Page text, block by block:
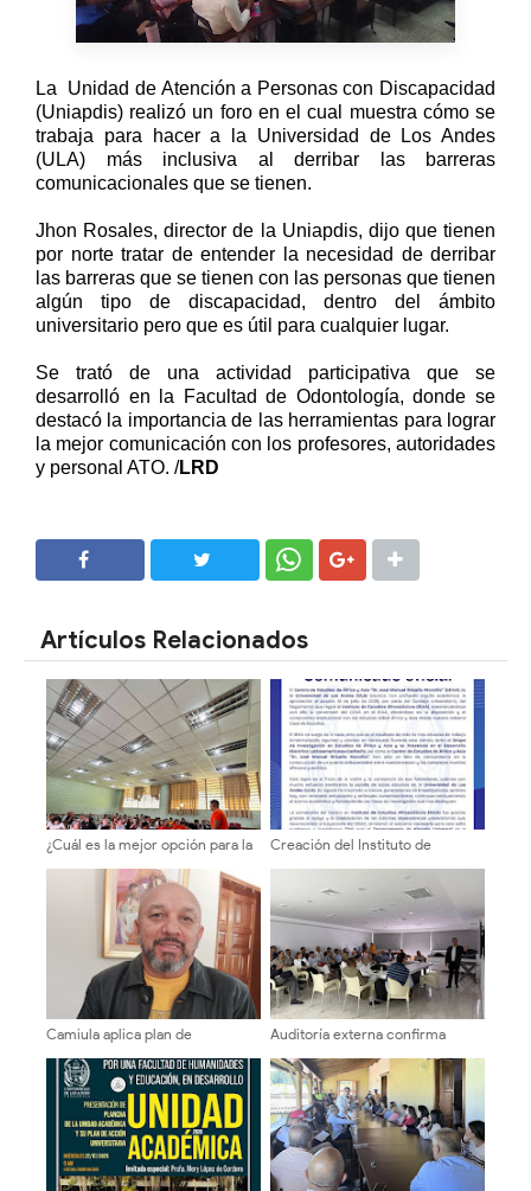
La
Unidad de Atención a Personas con Discapacidad
(Uniapdis) realizó un foro en el cual muestra cómo se
trabaja para hacer a la Universidad de Los Andes
(ULA) más inclusiva al derribar las barreras
comunicacionales que se tienen.
Jhon Rosales, director de la Uniapdis, dijo que tienen
por norte tratar de entender la necesidad de derribar
las barreras que se tienen con las personas que tienen
algún tipo de discapacidad, dentro del ámbito
universitario pero que es útil para cualquier lugar.
Se trató de una actividad participativa que se
desarrolló en la Facultad de Odontología, donde se
destacó la importancia de las herramientas para lograr
la mejor comunicación con los profesores, autoridades
y personal ATO. /LRD
Artículos Relacionados
¿Cuál es la mejor opción para la
consultas con candidatos a la
dirección universitaria.
Creación del Instituto de
la Universidad de Los Andes
Camiula aplica plan de
Emergencia ante temporada
vacacional
Auditoría externa confirma
Fonprula